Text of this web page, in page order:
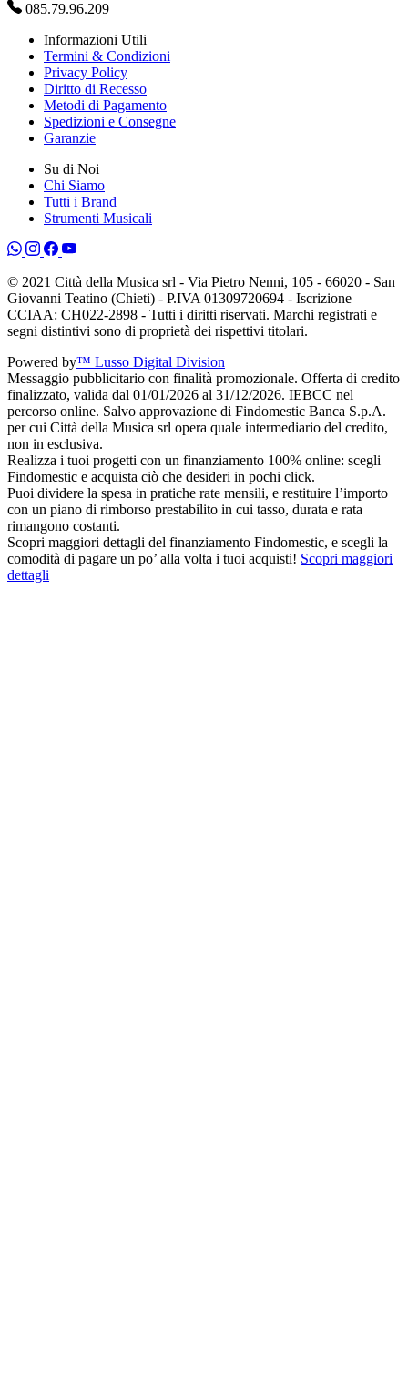
085.79.96.209
Informazioni Utili
Termini & Condizioni
Privacy Policy
Diritto di Recesso
Metodi di Pagamento
Spedizioni e Consegne
Garanzie
Su di Noi
Chi Siamo
Tutti i Brand
Strumenti Musicali
© 2021 Città della Musica srl - Via Pietro Nenni, 105 - 66020 - San
Giovanni Teatino (Chieti) - P.IVA 01309720694 - Iscrizione
CCIAA: CH022-2898 - Tutti i diritti riservati. Marchi registrati e
segni distintivi sono di proprietà dei rispettivi titolari.
Powered by™ Lusso Digital Division
Messaggio pubblicitario con finalità promozionale. Offerta di credito
finalizzato, valida dal 01/01/2026 al 31/12/2026. IEBCC nel
percorso online. Salvo approvazione di Findomestic Banca S.p.A.
per cui Città della Musica srl opera quale intermediario del credito,
non in esclusiva.
Realizza i tuoi progetti con un finanziamento 100% online: scegli
Findomestic e acquista ciò che desideri in pochi click.
Puoi dividere la spesa in pratiche rate mensili, e restituire l’importo
con un piano di rimborso prestabilito in cui tasso, durata e rata
rimangono costanti.
Scopri maggiori dettagli del finanziamento Findomestic, e scegli la
comodità di pagare un po’ alla volta i tuoi acquisti! Scopri maggiori
dettagli